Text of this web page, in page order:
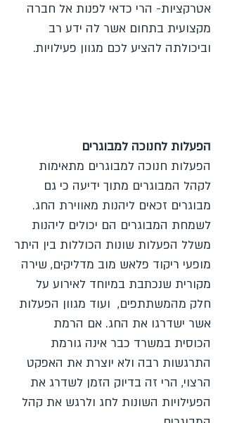
אטרקציות- הרי כדאי לפנות אל חברה
מקצועית בתחום אשר לה ידע רב
וביכולתה להציע לכם מגוון פעילויות.
הפעלות לחנוכה למבוגרים
הפעלות חנוכה למבוגרים מתאימות
לקהל המבוגרים מתוך ידיעה כי גם
מבוגרים זכאים ליהנות מאווירת החג.
לשמחת המבוגרים הם יכולים ליהנות
משלל הפעלות שונות הכוללות בין היתר
מופעי ריקוד פלאש מוב מדליקים, שירה
מקורית שנכתבת במיוחד לאירוע על
חלק מהמשתתפים, ועוד מגוון הפעלות
אשר ישדרגו את החג. אם הרמת
הכוסית במשרד כבר אינה גורמת
התרגשות רבה ולא יוצרת את האפקט
הרצוי, הרי זה בדיוק הזמן לשדרג את
הפעילויות השונות לחג ולרגש את קהל